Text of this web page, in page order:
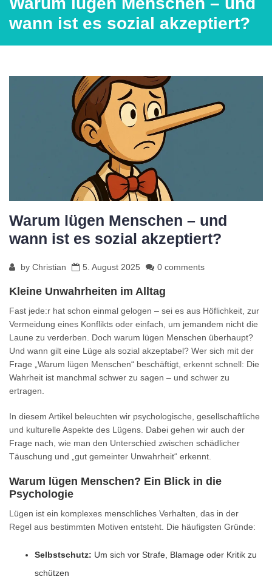
wann ist es sozial akzeptiert?
Warum lügen Menschen – und
wann ist es sozial akzeptiert?
by Christian 5. August 2025 0 comments
Kleine Unwahrheiten im Alltag
Fast jede:r hat schon einmal gelogen – sei es aus Höflichkeit, zur
Vermeidung eines Konflikts oder einfach, um jemandem nicht die
Laune zu verderben. Doch warum lügen Menschen überhaupt?
Und wann gilt eine Lüge als sozial akzeptabel? Wer sich mit der
Frage „Warum lügen Menschen“ beschäftigt, erkennt schnell: Die
Wahrheit ist manchmal schwer zu sagen – und schwer zu
ertragen.
In diesem Artikel beleuchten wir psychologische, gesellschaftliche
und kulturelle Aspekte des Lügens. Dabei gehen wir auch der
Frage nach, wie man den Unterschied zwischen schädlicher
Täuschung und „gut gemeinter Unwahrheit“ erkennt.
Warum lügen Menschen? Ein Blick in die
Psychologie
Lügen ist ein komplexes menschliches Verhalten, das in der
Regel aus bestimmten Motiven entsteht. Die häufigsten Gründe:
Selbstschutz: Um sich vor Strafe, Blamage oder Kritik zu
schützen